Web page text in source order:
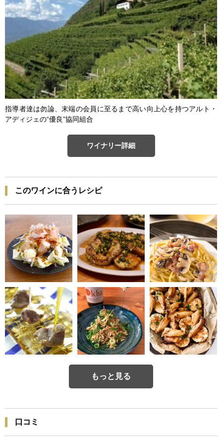
指導者達は勿論、末端の会員に至るまで高い向上心を持つアルト・
アディジェの“優良”協同組合
ワイナリー詳細
このワインに合うレシピ
もっと見る
口コミ